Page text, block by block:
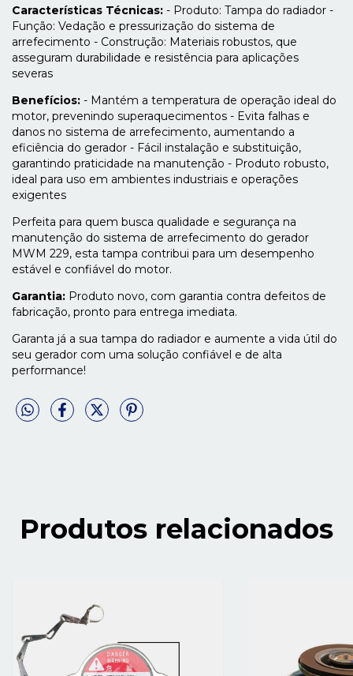
Características Técnicas: - Produto: Tampa do radiador -
Função: Vedação e pressurização do sistema de
arrefecimento - Construção: Materiais robustos, que
asseguram durabilidade e resistência para aplicações
severas
Benefícios: - Mantém a temperatura de operação ideal do
motor, prevenindo superaquecimentos - Evita falhas e
danos no sistema de arrefecimento, aumentando a
eficiência do gerador - Fácil instalação e substituição,
garantindo praticidade na manutenção - Produto robusto,
ideal para uso em ambientes industriais e operações
exigentes
Perfeita para quem busca qualidade e segurança na
manutenção do sistema de arrefecimento do gerador
MWM 229, esta tampa contribui para um desempenho
estável e confiável do motor.
Garantia: Produto novo, com garantia contra defeitos de
fabricação, pronto para entrega imediata.
Garanta já a sua tampa do radiador e aumente a vida útil do
seu gerador com uma solução confiável e de alta
performance!
Produtos relacionados